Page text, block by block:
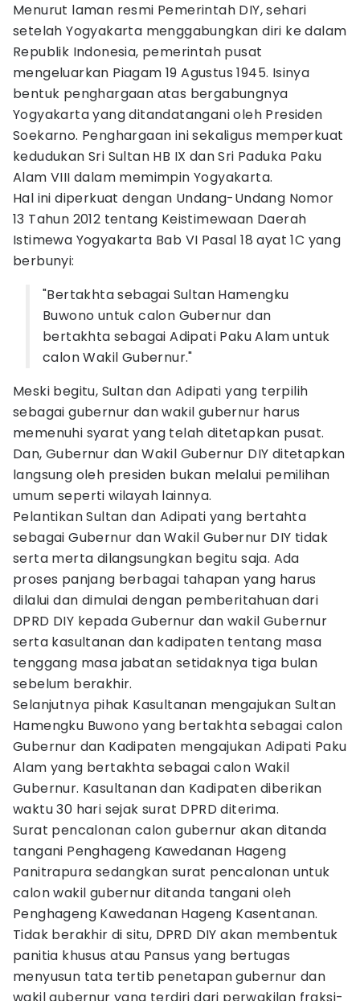
Menurut laman resmi Pemerintah DIY, sehari
setelah Yogyakarta menggabungkan diri ke dalam
Republik Indonesia, pemerintah pusat
mengeluarkan Piagam 19 Agustus 1945. Isinya
bentuk penghargaan atas bergabungnya
Yogyakarta yang ditandatangani oleh Presiden
Soekarno. Penghargaan ini sekaligus memperkuat
kedudukan Sri Sultan HB IX dan Sri Paduka Paku
Alam VIII dalam memimpin Yogyakarta.
Hal ini diperkuat dengan Undang-Undang Nomor
13 Tahun 2012 tentang Keistimewaan Daerah
Istimewa Yogyakarta Bab VI Pasal 18 ayat 1C yang
berbunyi:
"Bertakhta sebagai Sultan Hamengku
Buwono untuk calon Gubernur dan
bertakhta sebagai Adipati Paku Alam untuk
calon Wakil Gubernur."
Meski begitu, Sultan dan Adipati yang terpilih
sebagai gubernur dan wakil gubernur harus
memenuhi syarat yang telah ditetapkan pusat.
Dan, Gubernur dan Wakil Gubernur DIY ditetapkan
langsung oleh presiden bukan melalui pemilihan
umum seperti wilayah lainnya.
Pelantikan Sultan dan Adipati yang bertahta
sebagai Gubernur dan Wakil Gubernur DIY tidak
serta merta dilangsungkan begitu saja. Ada
proses panjang berbagai tahapan yang harus
dilalui dan dimulai dengan pemberitahuan dari
DPRD DIY kepada Gubernur dan wakil Gubernur
serta kasultanan dan kadipaten tentang masa
tenggang masa jabatan setidaknya tiga bulan
sebelum berakhir.
Selanjutnya pihak Kasultanan mengajukan Sultan
Hamengku Buwono yang bertakhta sebagai calon
Gubernur dan Kadipaten mengajukan Adipati Paku
Alam yang bertakhta sebagai calon Wakil
Gubernur. Kasultanan dan Kadipaten diberikan
waktu 30 hari sejak surat DPRD diterima.
Surat pencalonan calon gubernur akan ditanda
tangani Penghageng Kawedanan Hageng
Panitrapura sedangkan surat pencalonan untuk
calon wakil gubernur ditanda tangani oleh
Penghageng Kawedanan Hageng Kasentanan.
Tidak berakhir di situ, DPRD DIY akan membentuk
panitia khusus atau Pansus yang bertugas
menyusun tata tertib penetapan gubernur dan